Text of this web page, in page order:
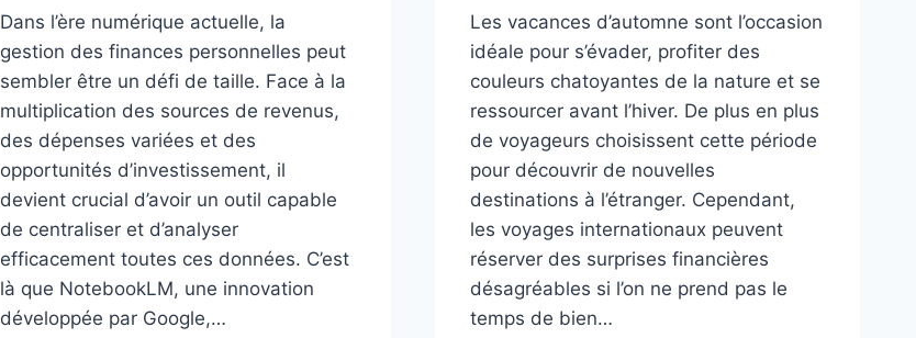
Dans l’ère numérique actuelle, la
gestion des finances personnelles peut
sembler être un défi de taille. Face à la
multiplication des sources de revenus,
des dépenses variées et des
opportunités d’investissement, il
devient crucial d’avoir un outil capable
de centraliser et d’analyser
efficacement toutes ces données. C’est
là que NotebookLM, une innovation
développée par Google,…
Les vacances d’automne sont l’occasion
idéale pour s’évader, profiter des
couleurs chatoyantes de la nature et se
ressourcer avant l’hiver. De plus en plus
de voyageurs choisissent cette période
pour découvrir de nouvelles
destinations à l’étranger. Cependant,
les voyages internationaux peuvent
réserver des surprises financières
désagréables si l’on ne prend pas le
temps de bien…